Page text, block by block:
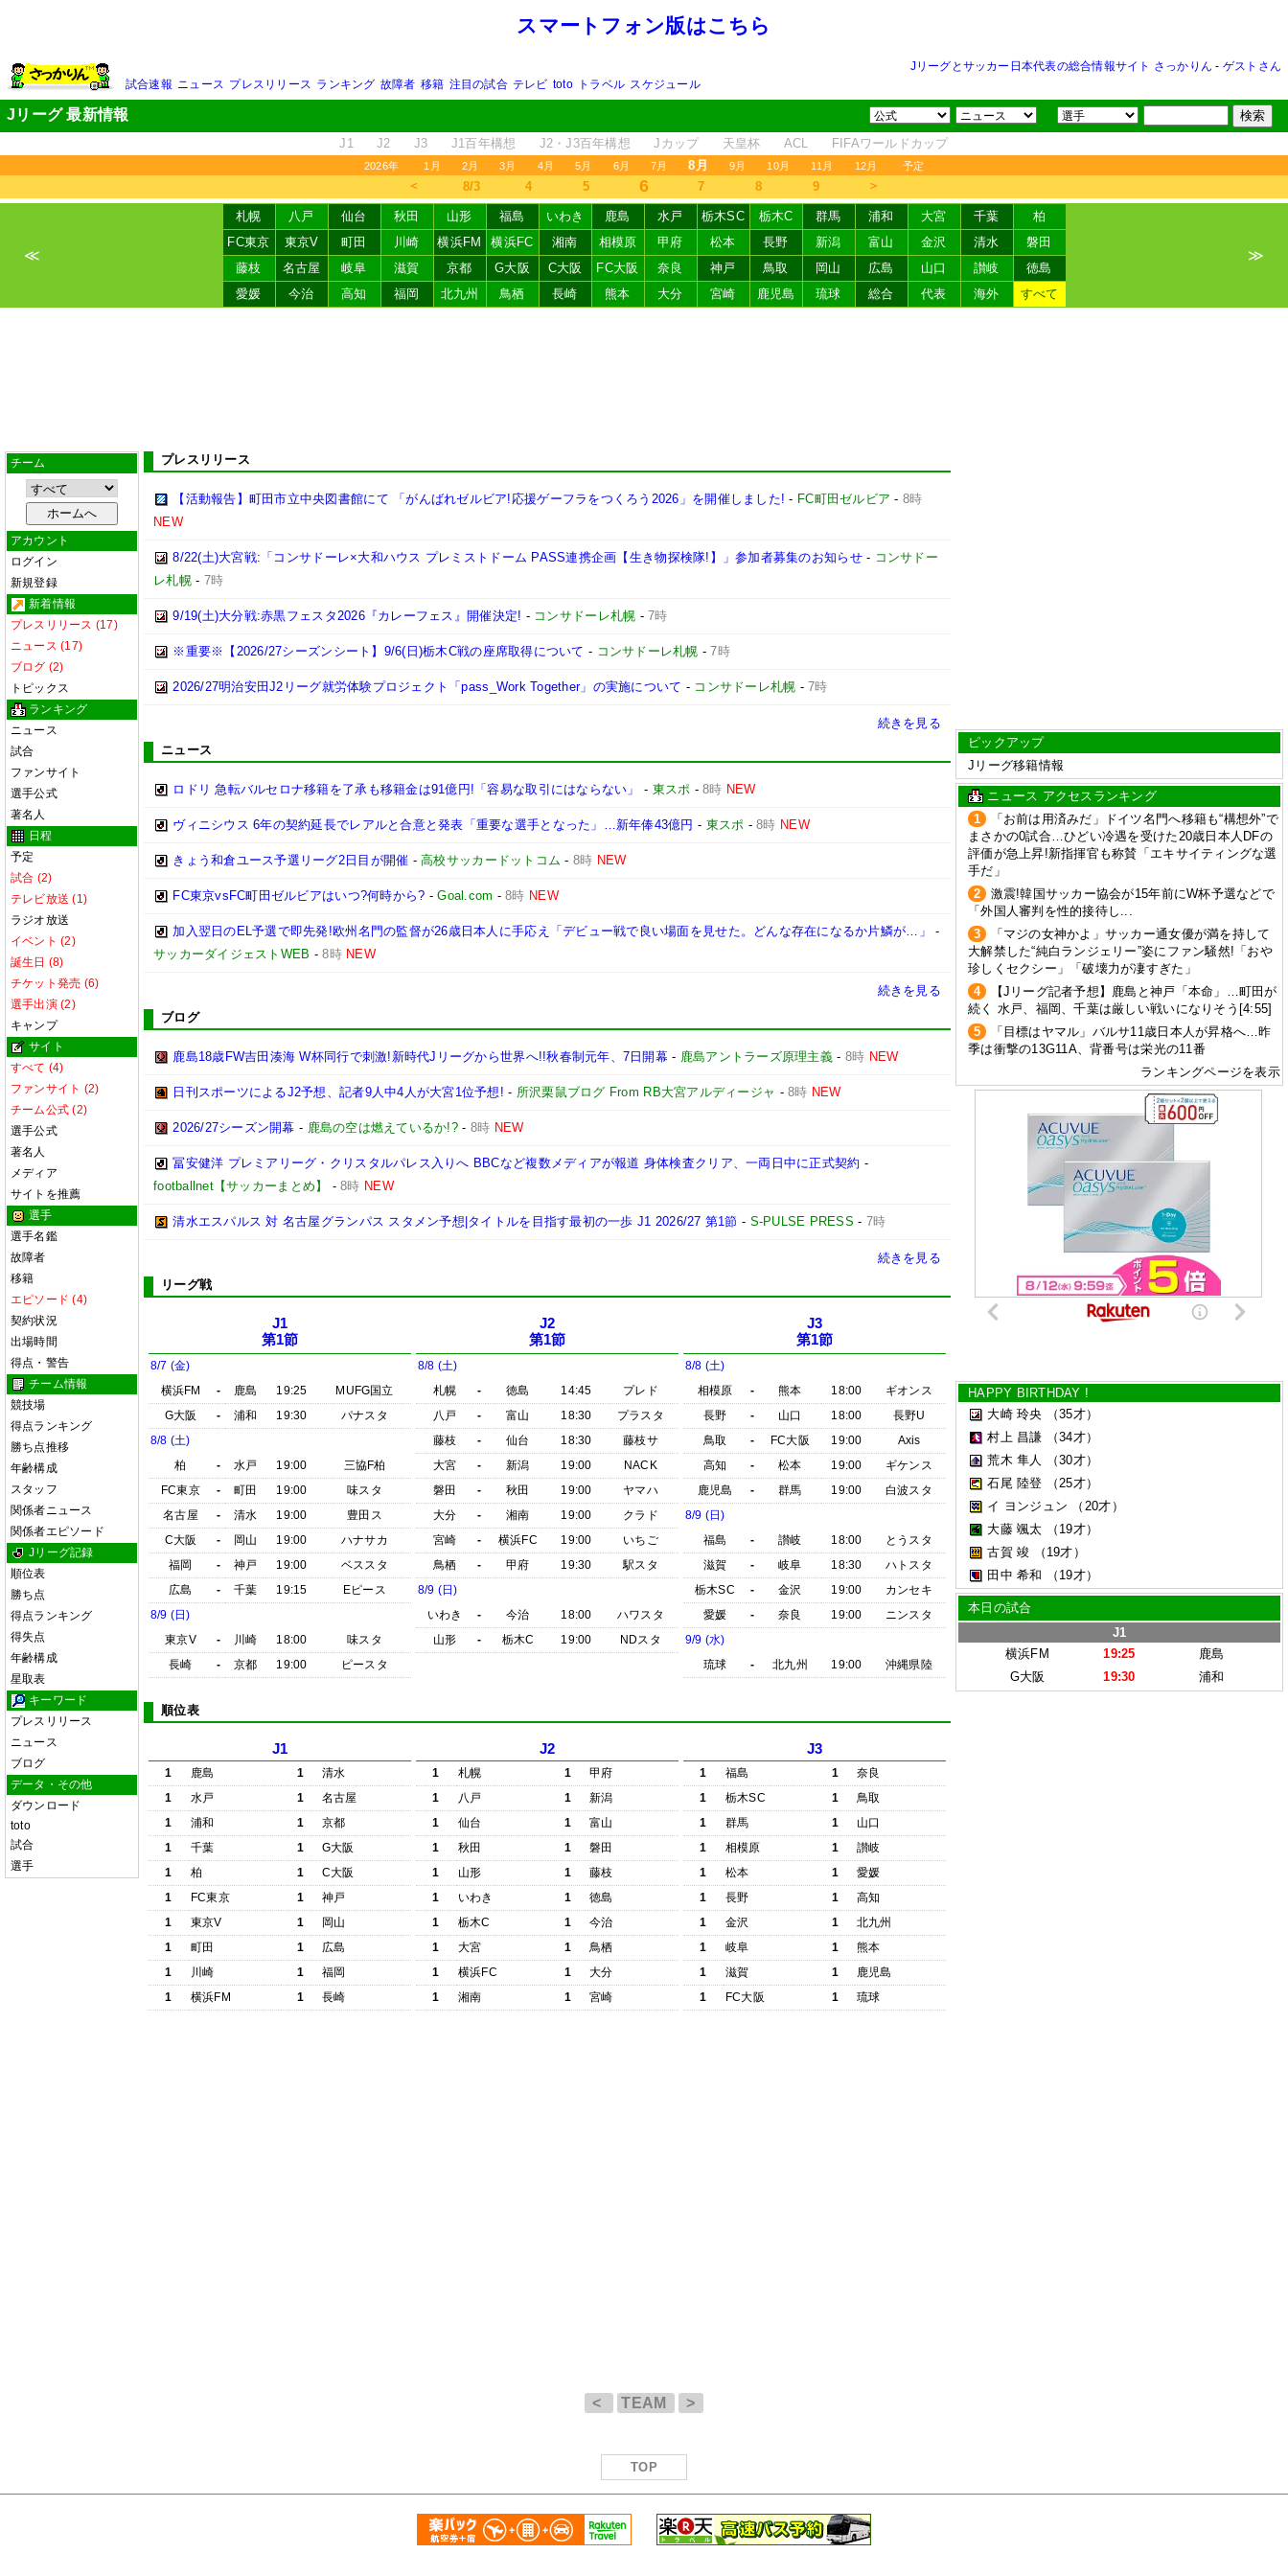
スマートフォン版はこちら
Jリーグとサッカー日本代表の総合情報サイト さっかりん - ゲストさん
試合速報 ニュース プレスリリース ランキング 故障者 移籍 注目の試合 テレビ toto トラベル スケジュール
Jリーグ 最新情報
J1 J2 J3 J1百年構想 J2・J3百年構想 Jカップ 天皇杯 ACL FIFAワールドカップ
2026年 1月 2月 3月 4月 5月 6月 7月 8月 9月 10月 11月 12月 予定
＜ 8/3 4 5 6 7 8 9 ＞
≪
札幌 八戸 仙台 秋田 山形 福島 いわき 鹿島 水戸 栃木SC 栃木C 群馬 浦和 大宮 千葉
柏
FC東京
東京V 町田 川崎 横浜FM 横浜FC 湘南 相模原 甲府 松本 長野 新潟 富山 金沢 清水
磐田
藤枝
名古屋 岐阜 滋賀 京都 G大阪 C大阪 FC大阪 奈良 神戸 鳥取 岡山 広島 山口 讃岐
徳島
愛媛
今治 高知 福岡 北九州 鳥栖 長崎 熊本 大分 宮崎 鹿児島 琉球 総合 代表 海外 すべて
≫
チーム
アカウント
ログイン
新規登録
新着情報
プレスリリース (17)
ニュース (17)
ブログ (2)
トピックス
ランキング
ニュース
試合
ファンサイト
選手公式
著名人
日程
予定
試合 (2)
テレビ放送 (1)
ラジオ放送
イベント (2)
誕生日 (8)
チケット発売 (6)
選手出演 (2)
キャンプ
サイト
すべて (4)
ファンサイト (2)
チーム公式 (2)
選手公式
著名人
メディア
サイトを推薦
選手
選手名鑑
故障者
移籍
エピソード (4)
契約状況
出場時間
得点・警告
チーム情報
競技場
得点ランキング
勝ち点推移
年齢構成
スタッフ
関係者ニュース
関係者エピソード
Jリーグ記録
順位表
勝ち点
得点ランキング
得失点
年齢構成
星取表
キーワード
プレスリリース
ニュース
ブログ
データ・その他
ダウンロード
toto
試合
選手
プレスリリース
【活動報告】町田市立中央図書館にて 「がんばれゼルビア!応援ゲーフラをつくろう2026」を開催しました! - FC町田ゼルビア - 8時
NEW
8/22(土)大宮戦:「コンサドーレ×大和ハウス プレミストドーム PASS連携企画【生き物探検隊!】」参加者募集のお知らせ- コンサドー
レ札幌- 7時
9/19(土)大分戦:赤黒フェスタ2026『カレーフェス』開催決定! - コンサドーレ札幌 -7時
※重要※【2026/27シーズンシート】9/6(日)栃木C戦の座席取得について - コンサドーレ札幌 -7時
2026/27明治安田J2リーグ就労体験プロジェクト「pass_Work Together」の実施について - コンサドーレ札幌 -7時
続きを見る
ニュース
ロドリ 急転バルセロナ移籍を了承も移籍金は91億円!「容易な取引にはならない」 - 東スポ -8時 NEW
ヴィニシウス 6年の契約延長でレアルと合意と発表「重要な選手となった」…新年俸43億円 - 東スポ -8時 NEW
きょう和倉ユース予選リーグ2日目が開催 -高校サッカードットコム - 8時 NEW
FC東京vsFC町田ゼルビアはいつ?何時から? -Goal.com -8時 NEW
加入翌日のEL予選で即先発!欧州名門の監督が26歳日本人に手応え「デビュー戦で良い場面を見せた。どんな存在になるか片鱗が…」
-
サッカーダイジェストWEB -8時 NEW
続きを見る
ブログ
鹿島18歳FW吉田湊海 W杯同行で刺激!新時代Jリーグから世界へ!!秋春制元年、7日開幕 - 鹿島アントラーズ原理主義 - 8時 NEW
日刊スポーツによるJ2予想、記者9人中4人が大宮1位予想! - 所沢栗鼠ブログ From RB大宮アルディージャ -8時 NEW
2026/27シーズン開幕 - 鹿島の空は燃えているか!? - 8時 NEW
冨安健洋 プレミアリーグ・クリスタルパレス入りへ BBCなど複数メディアが報道 身体検査クリア、一両日中に正式契約 -
footballnet【サッカーまとめ】
-8時 NEW
清水エスパルス 対 名古屋グランパス スタメン予想|タイトルを目指す最初の一歩 J1 2026/27 第1節 - S-PULSE PRESS - 7時
続きを見る
リーグ戦
J1
第1節
8/7 (金)
横浜FM
- 鹿島 19:25
MUFG国立
G大阪
- 浦和 19:30
パナスタ
8/8 (土)
柏
- 水戸 19:00
三協F柏
FC東京
- 町田 19:00
味スタ
名古屋
- 清水 19:00
豊田ス
C大阪
- 岡山 19:00
ハナサカ
福岡
- 神戸 19:00
ベススタ
広島
- 千葉 19:15
Eピース
8/9 (日)
東京V
- 川崎 18:00
味スタ
長崎
- 京都 19:00 ピースタ
J2
第1節
8/8 (土)
札幌
- 徳島 14:45
プレド
八戸
- 富山 18:30
プラスタ
藤枝
- 仙台 18:30
藤枝サ
大宮
- 新潟 19:00
NACK
磐田
- 秋田 19:00
ヤマハ
大分
- 湘南 19:00
クラド
宮崎
- 横浜FC 19:00
いちご
鳥栖
- 甲府 19:30
駅スタ
8/9 (日)
いわき
- 今治 18:00
ハワスタ
山形
- 栃木C 19:00 NDスタ
J3
第1節
8/8 (土)
相模原
- 熊本 18:00
ギオンス
長野
- 山口 18:00
長野U
鳥取
- FC大阪 19:00
Axis
高知
- 松本 19:00
ギケンス
鹿児島
- 群馬 19:00
白波スタ
8/9 (日)
福島
- 讃岐 18:00
とうスタ
滋賀
- 岐阜 18:30
ハトスタ
栃木SC
- 金沢 19:00
カンセキ
愛媛
- 奈良 19:00
ニンスタ
9/9 (水)
琉球
- 北九州 19:00 沖縄県陸
順位表
J1
1 鹿島 1
清水
1
水戸 1
名古屋
1
浦和 1
京都
1
千葉 1
G大阪
1
柏 1
C大阪
1
FC東京 1
神戸
1
東京V 1
岡山
1
町田 1
広島
1
川崎 1
福岡
1
横浜FM 1 長崎
J2
1 札幌 1
甲府
1
八戸 1
新潟
1
仙台 1
富山
1
秋田 1
磐田
1
山形 1
藤枝
1
いわき 1
徳島
1
栃木C 1
今治
1
大宮 1
鳥栖
1
横浜FC 1
大分
1
湘南 1 宮崎
J3
1 福島 1
奈良
1
栃木SC 1
鳥取
1
群馬 1
山口
1
相模原 1
讃岐
1
松本 1
愛媛
1
長野 1
高知
1
金沢 1
北九州
1
岐阜 1
熊本
1
滋賀 1
鹿児島
1
FC大阪 1 琉球
ピックアップ
Jリーグ移籍情報
ニュース アクセスランキング
1
「お前は用済みだ」ドイツ名門へ移籍も“構想外”で
まさかの0試合…ひどい冷遇を受けた20歳日本人DFの
評価が急上昇!新指揮官も称賛「エキサイティングな選
手だ」
2
激震!韓国サッカー協会が15年前にW杯予選などで
「外国人審判を性的接待し...
3
「マジの女神かよ」サッカー通女優が満を持して
大解禁した“純白ランジェリー”姿にファン騒然!「おや
珍しくセクシー」「破壊力が凄すぎた」
4
【Jリーグ記者予想】鹿島と神戸「本命」…町田が
続く 水戸、福岡、千葉は厳しい戦いになりそう[4:55]
5
「目標はヤマル」バルサ11歳日本人が昇格へ…昨
季は衝撃の13G11A、背番号は栄光の11番
ランキングページを表示
HAPPY BIRTHDAY !
大崎 玲央
（35才）
村上 昌謙
（34才）
荒木 隼人
（30才）
石尾 陸登
（25才）
イ ヨンジュン
（20才）
大藤 颯太
（19才）
古賀 竣
（19才）
田中 希和
（19才）
本日の試合
J1
横浜FM
19:25
鹿島
G大阪
19:30 浦和
< TEAM >
TOP